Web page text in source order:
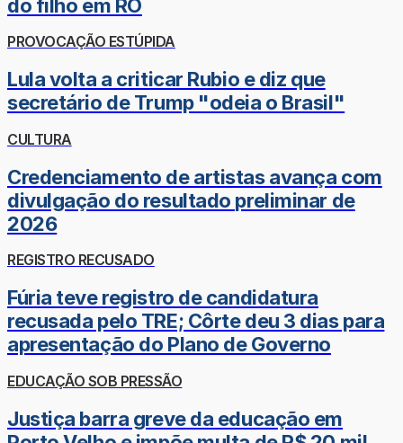
do filho em RO
PROVOCAÇÃO ESTÚPIDA
Lula volta a criticar Rubio e diz que
secretário de Trump "odeia o Brasil"
CULTURA
Credenciamento de artistas avança com
divulgação do resultado preliminar de
2026
REGISTRO RECUSADO
Fúria teve registro de candidatura
recusada pelo TRE; Côrte deu 3 dias para
apresentação do Plano de Governo
EDUCAÇÃO SOB PRESSÃO
Justiça barra greve da educação em